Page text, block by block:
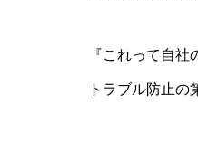
『これって自
トラブル防止の